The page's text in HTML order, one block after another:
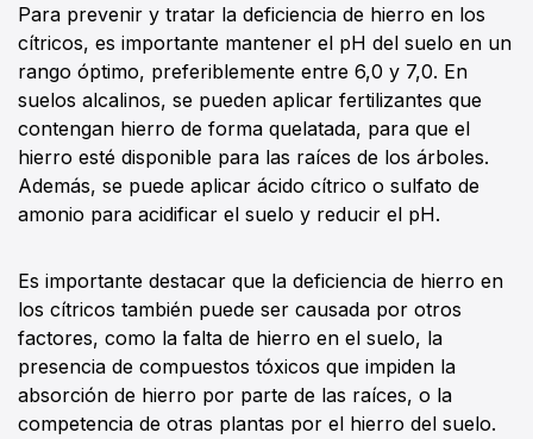
Para prevenir y tratar la deficiencia de hierro en los
cítricos, es importante mantener el pH del suelo en un
rango óptimo, preferiblemente entre 6,0 y 7,0. En
suelos alcalinos, se pueden aplicar fertilizantes que
contengan hierro de forma quelatada, para que el
hierro esté disponible para las raíces de los árboles.
Además, se puede aplicar ácido cítrico o sulfato de
amonio para acidificar el suelo y reducir el pH.
Es importante destacar que la deficiencia de hierro en
los cítricos también puede ser causada por otros
factores, como la falta de hierro en el suelo, la
presencia de compuestos tóxicos que impiden la
absorción de hierro por parte de las raíces, o la
competencia de otras plantas por el hierro del suelo.